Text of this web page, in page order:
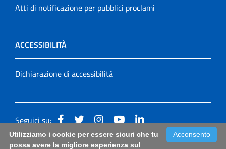
Atti di notificazione per pubblici proclami
ACCESSIBILITÀ
Dichiarazione di accessibilità
Seguici su:
Accessibilità: form di segnalazione di prima istanza per
Acconsento
Utilizziamo i cookie per essere sicuri che tu
possa avere la migliore esperienza sul